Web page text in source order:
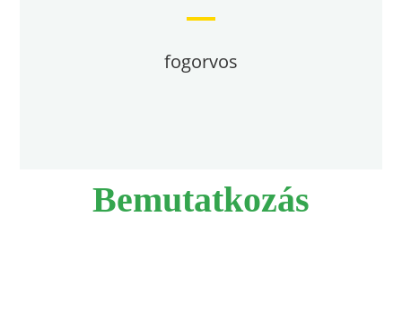
fogorvos
Bemutatkozás